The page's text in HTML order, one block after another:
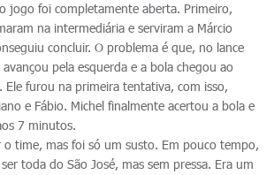
jogo foi completamente aberta. Primeiro,
na intermediária e serviram a Márcio
concluir. O problema é que, no lance
pela esquerda e a bola chegou ao
Ele furou na primeira tentativa, com isso,
e Fábio. Michel finalmente acertou a bola e
7 minutos.
o time, mas foi só um susto. Em pouco tempo,
toda do São José, mas sem pressa. Era um